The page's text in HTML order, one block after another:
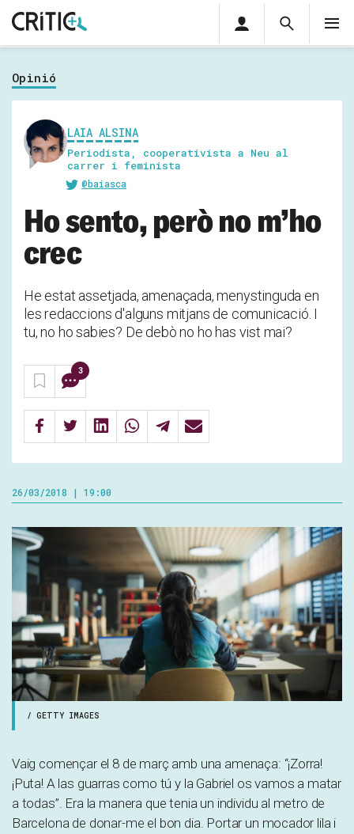
Cerca
Cerca
privada
Inicia sessió
Opinió
LAIA ALSINA
Periodista, cooperativista a Neu al
carrer i feminista
@baiasca
Ho sento, però no m’ho
crec
He estat assetjada, amenaçada, menystinguda en
les redaccions d'alguns mitjans de comunicació. I
tu, no ho sabies? De debò no ho has vist mai?
3
26/03/2018 | 19:00
/ GETTY IMAGES
Vaig començar el 8 de març amb una amenaça: “¡Zorra!
¡Puta! A las guarras como tú y la Gabriel os vamos a matar
a todas”. Era la manera que tenia un individu al metro de
Barcelona de donar-me el bon dia. Portar un mocador lila i